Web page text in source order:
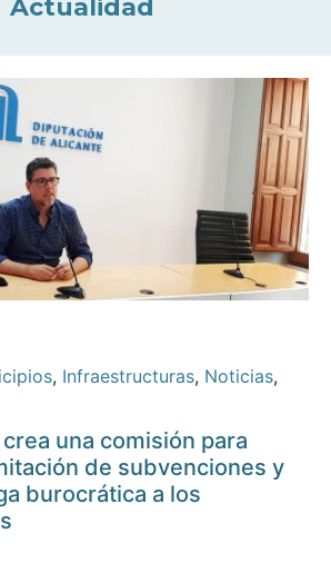
Actualidad
, Infraestructuras, Noticias,
una comisión para
de subvenciones y
burocrática a los